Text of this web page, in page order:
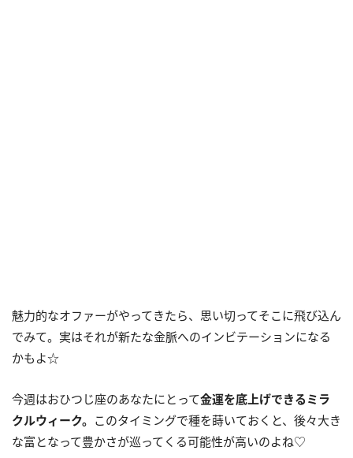
魅力的なオファーがやってきたら、思い切ってそこに飛び込ん
でみて。実はそれが新たな金脈へのインビテーションになる
かもよ☆
今週はおひつじ座のあなたにとって金運を底上げできるミラ
クルウィーク。 このタイミングで種を蒔いておくと、後々大き
な富となって豊かさが巡ってくる可能性が高いのよね♡